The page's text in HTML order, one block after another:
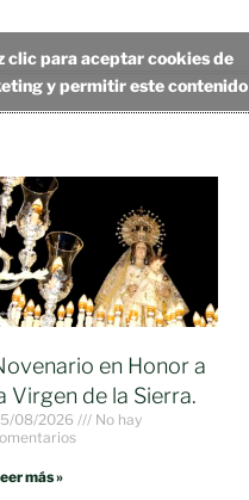
clic para aceptar cookies de
y permitir este contenido
en Honor a
Virgen de la Sierra.
08/2026
No hay
más »